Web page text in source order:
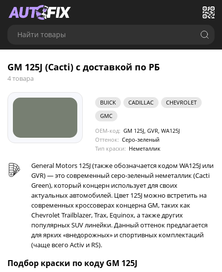
Найти товары
GM 125J (Cacti) с доставкой по РБ
4 товара
BUICK CADILLAC
CHEVROLET
GMC
OEM-код: GM 125J, GVR, WA125J
Оттенок: Серо-зеленый
Тип краски: Неметаллик
General Motors 125J (также обозначается кодом WA125J или
GVR) — это современный серо-зеленый неметаллик (Cacti
Green), который концерн использует для своих
актуальных автомобилей. Цвет 125J можно встретить на
современных кроссоверах концерна GM, таких как
Chevrolet Trailblazer, Trax, Equinox, а также других
популярных SUV линейки. Данный оттенок предлагается
для ярких «внедорожных» и спортивных комплектаций
(чаще всего Activ и RS).
Подбор краски по коду GM 125J